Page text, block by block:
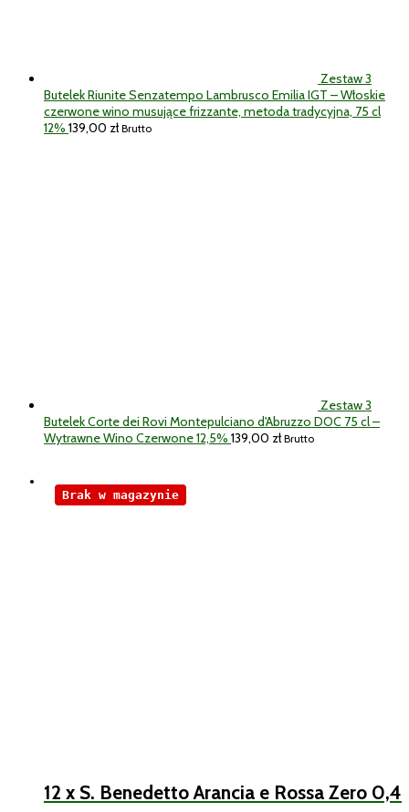
Zestaw 3
Butelek Riunite Senzatempo Lambrusco Emilia IGT – Włoskie
czerwone wino musujące frizzante, metoda tradycyjna, 75 cl
12% 139,00 zł Brutto
Zestaw 3
Butelek Corte dei Rovi Montepulciano d'Abruzzo DOC 75 cl –
Wytrawne Wino Czerwone 12,5% 139,00 zł Brutto
12 x S. Benedetto Arancia e Rossa Zero
Brak w magazynie